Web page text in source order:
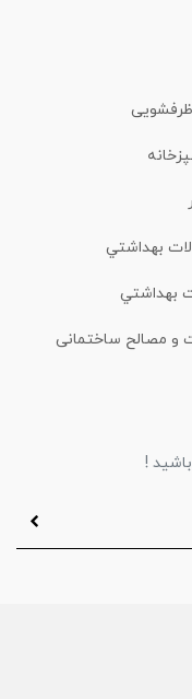
بهداشتي
بهداشتي
و مصالح ساختمانی
!